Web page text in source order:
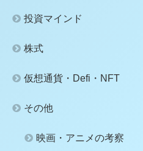
投資マインド
株式
仮想通貨・Defi・NFT
その他
映画・アニメの考察